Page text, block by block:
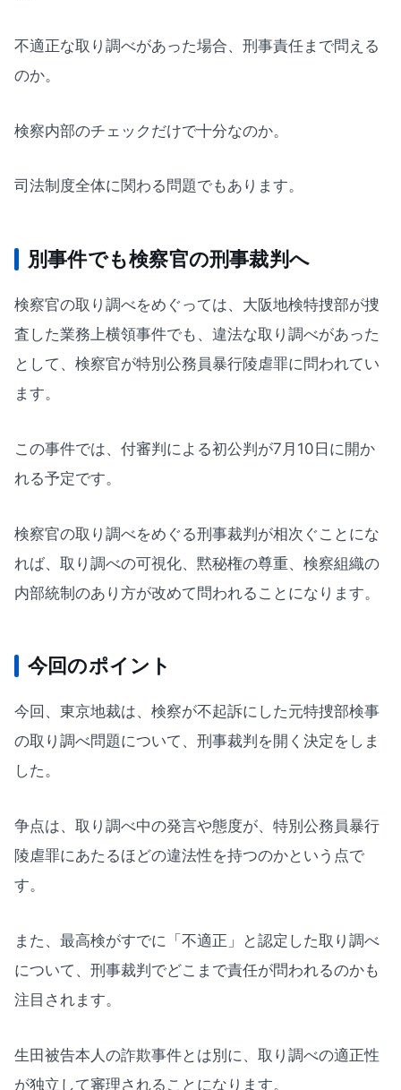
不適正な取り調べがあった場合、刑事責任まで問える
のか。
検察内部のチェックだけで十分なのか。
司法制度全体に関わる問題でもあります。
別事件でも検察官の刑事裁判へ
検察官の取り調べをめぐっては、大阪地検特捜部が捜
査した業務上横領事件でも、違法な取り調べがあった
として、検察官が特別公務員暴行陵虐罪に問われてい
ます。
この事件では、付審判による初公判が7月10日に開か
れる予定です。
検察官の取り調べをめぐる刑事裁判が相次ぐことにな
れば、取り調べの可視化、黙秘権の尊重、検察組織の
内部統制のあり方が改めて問われることになります。
今回のポイント
今回、東京地裁は、検察が不起訴にした元特捜部検事
の取り調べ問題について、刑事裁判を開く決定をしま
した。
争点は、取り調べ中の発言や態度が、特別公務員暴行
陵虐罪にあたるほどの違法性を持つのかという点で
す。
また、最高検がすでに「不適正」と認定した取り調べ
について、刑事裁判でどこまで責任が問われるのかも
注目されます。
生田被告本人の詐欺事件とは別に、取り調べの適正性
が独立して審理されることになります。